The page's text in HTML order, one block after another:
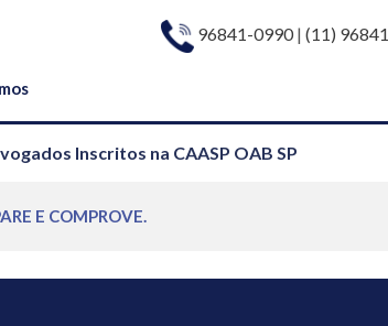
96841-0990| (11)
Inscritos na CAASP OAB SP
E COMPROVE.